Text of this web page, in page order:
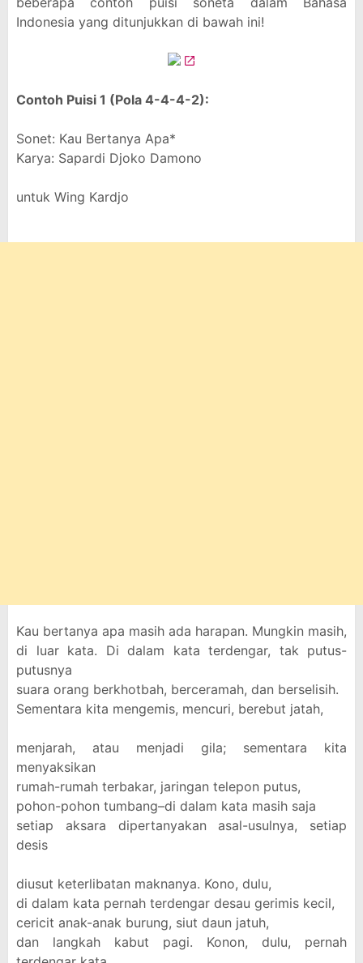
Indonesia yang ditunjukkan di bawah ini!
Contoh Puisi 1 (Pola 4-4-4-2):
Sonet: Kau Bertanya Apa*
Karya: Sapardi Djoko Damono
untuk Wing Kardjo
Kau bertanya apa masih ada harapan. Mungkin masih,
di luar kata. Di dalam kata terdengar, tak putus-
putusnya
suara orang berkhotbah, berceramah, dan berselisih.
Sementara kita mengemis, mencuri, berebut jatah,
menjarah, atau menjadi gila; sementara kita
menyaksikan
rumah-rumah terbakar, jaringan telepon putus,
pohon-pohon tumbang–di dalam kata masih saja
setiap aksara dipertanyakan asal-usulnya, setiap
desis
diusut keterlibatan maknanya. Kono, dulu,
di dalam kata pernah terdengar desau gerimis kecil,
cericit anak-anak burung, siut daun jatuh,
dan langkah kabut pagi. Konon, dulu, pernah